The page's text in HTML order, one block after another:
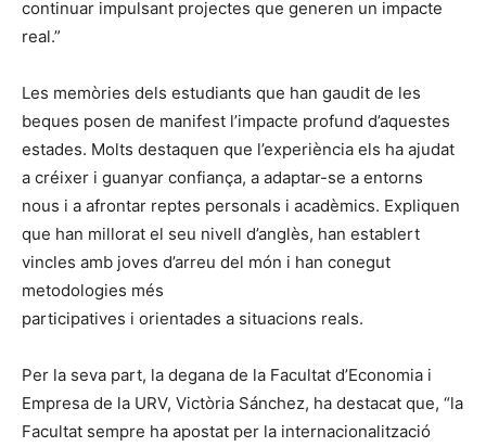
continuar impulsant projectes que generen un impacte
real.”
Les memòries dels estudiants que han gaudit de les
beques posen de manifest l’impacte profund d’aquestes
estades. Molts destaquen que l’experiència els ha ajudat
a créixer i guanyar confiança, a adaptar-se a entorns
nous i a afrontar reptes personals i acadèmics. Expliquen
que han millorat el seu nivell d’anglès, han establert
vincles amb joves d’arreu del món i han conegut
metodologies més
participatives i orientades a situacions reals.
Per la seva part, la degana de la Facultat d’Economia i
Empresa de la URV, Victòria Sánchez, ha destacat que, “la
Facultat sempre ha apostat per la internacionalització